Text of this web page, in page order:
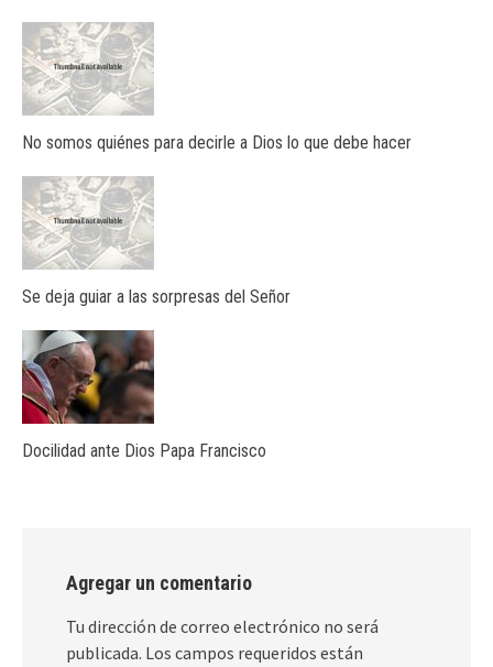
No somos quiénes para decirle a Dios lo que debe hacer
Se deja guiar a las sorpresas del Señor
Docilidad ante Dios Papa Francisco
Agregar un comentario
Tu dirección de correo electrónico no será
publicada. Los campos requeridos están